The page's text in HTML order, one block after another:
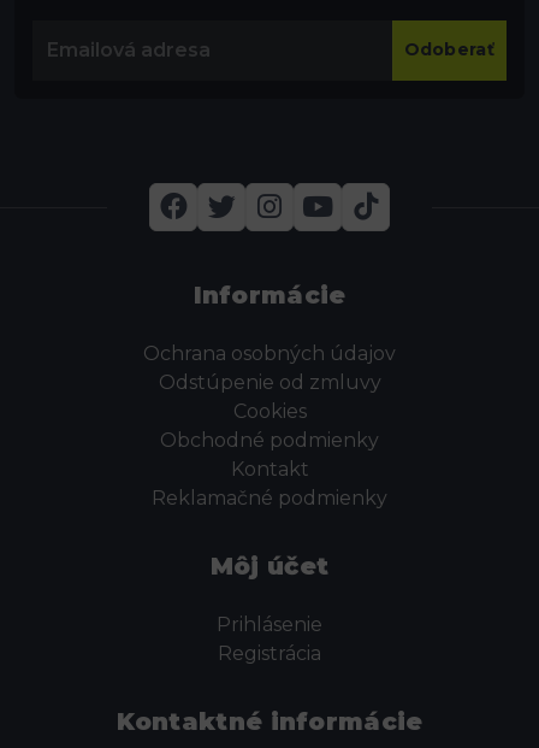
Odoberať
Informácie
Ochrana osobných údajov
Odstúpenie od zmluvy
Cookies
Obchodné podmienky
Kontakt
Reklamačné podmienky
Môj účet
Prihlásenie
Registrácia
Kontaktné informácie